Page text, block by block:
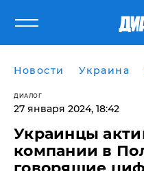
Новости Украина
ДИАЛОГ
27 января 2024, 18:42
Украинцы
компании в